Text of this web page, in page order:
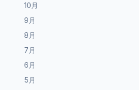
10月
9月
8月
7月
6月
5月